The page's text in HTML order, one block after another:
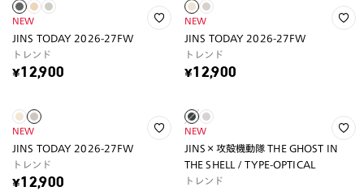
NEW
JINS TODAY 2026-27FW
トレンド
¥12,900
NEW
JINS TODAY 2026-27FW
トレンド
¥12,900
NEW
JINS TODAY 2026-27FW
トレンド
¥12,900
NEW
JINS×攻殻機動隊 THE GHOST IN
THE SHELL / TYPE-OPTICAL
トレンド